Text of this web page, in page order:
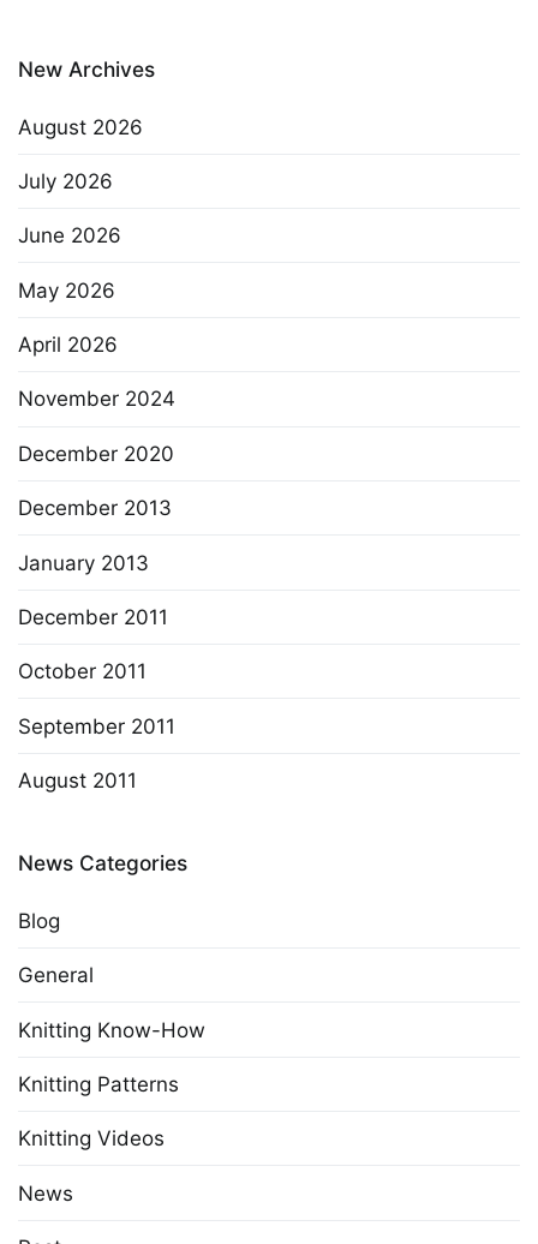
New Archives
August 2026
July 2026
June 2026
May 2026
April 2026
November 2024
December 2020
December 2013
January 2013
December 2011
October 2011
September 2011
August 2011
News Categories
Blog
General
Knitting Know-How
Knitting Patterns
Knitting Videos
News